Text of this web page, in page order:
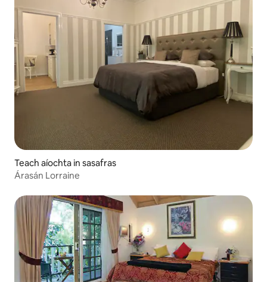
Teach aíochta in sasafras
Árasán Lorraine